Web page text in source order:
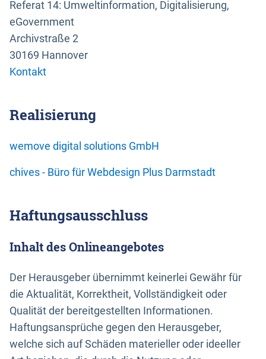
Referat 14: Umweltinformation, Digitalisierung,
eGovernment
Archivstraße 2
30169 Hannover
Kontakt
Realisierung
wemove digital solutions GmbH
chives - Büro für Webdesign Plus Darmstadt
Haftungsausschluss
Inhalt des Onlineangebotes
Der Herausgeber übernimmt keinerlei Gewähr für
die Aktualität, Korrektheit, Vollständigkeit oder
Qualität der bereitgestellten Informationen.
Haftungsansprüche gegen den Herausgeber,
welche sich auf Schäden materieller oder ideeller